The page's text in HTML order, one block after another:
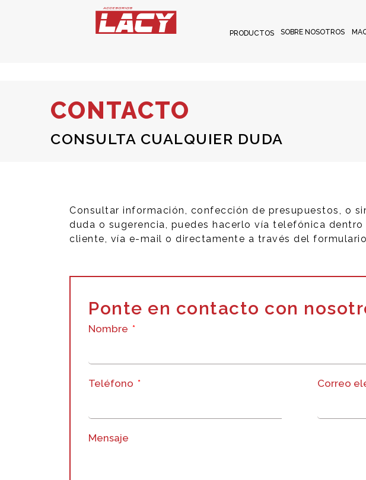
PRODUCTOS SOBRE NOSOTROS
CONTACTO
CONSULTA CUALQUIER DUDA
Consultar información, confección de presupuestos, o
duda o sugerencia, puedes hacerlo vía telefónica
cliente, vía e-mail o directamente a través del
Ponte en contacto con
Nombre
Teléfono Correo
Mensaje